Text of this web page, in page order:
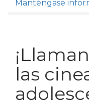
Manténgase
las